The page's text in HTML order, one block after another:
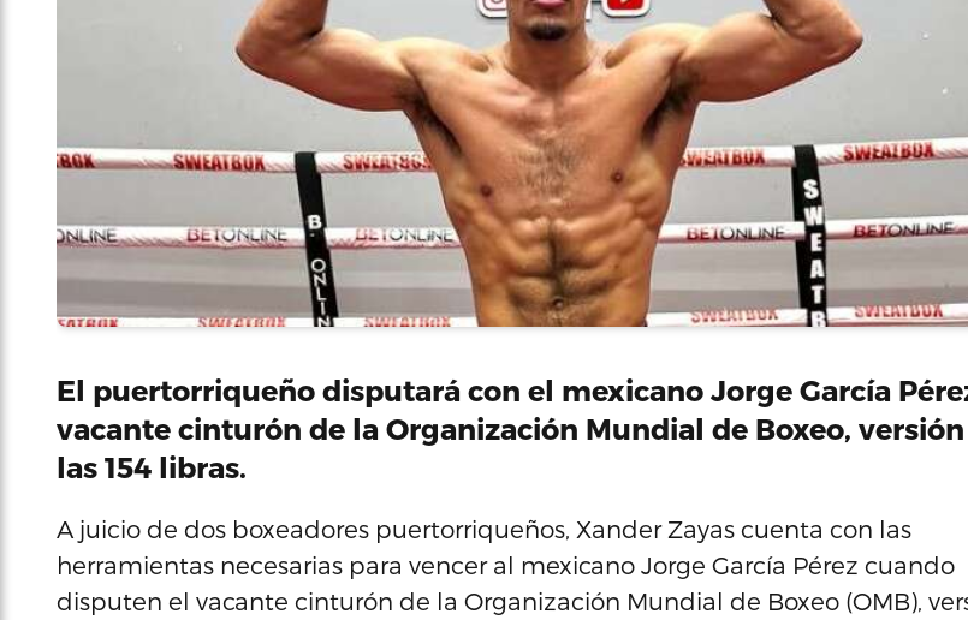
El puertorriqueño disputará con el mexicano Jorge García
vacante cinturón de la Organización Mundial de Boxeo,
las 154 libras.
A juicio de dos boxeadores puertorriqueños, Xander Zayas cuenta con las
herramientas necesarias para vencer al mexicano Jorge García Pérez cuando
disputen el vacante cinturón de la Organización Mundial de Boxeo (OMB),